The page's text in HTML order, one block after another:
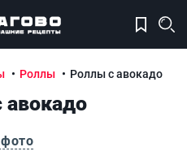
Роллы Роллы с авокадо